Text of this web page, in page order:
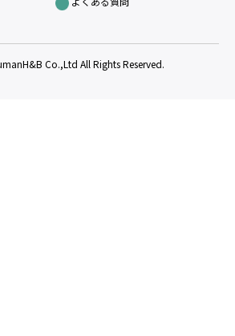
Co.,Ltd All Rights Reserved.